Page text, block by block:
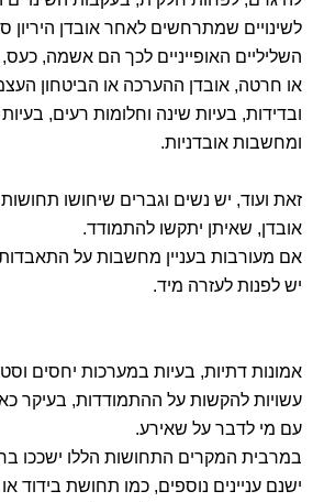
לשינויים שמתרחשים לאחר אובדן היריון
השליליים האופייניים לכך הם אשמה, כעס,
או חרטה, אובדן ההערכה או הביטחון
ובדידות, בעיות שינה וחלומות רעים,
ומחשבות אובדניות.
זאת ועוד, יש נשים וגברים שיחושו
אובדן, שאיתן יתקשו להתמודד.
אם מעורבות בעניין מחשבות על
יש לפנות לעזרה מיד.
אמונות דתיות, בעיות במערכות יחסים
עשויות להקשות על ההתמודדות, בעיקר
עם מי לדבר על שאירע.
במרבית המקרים התחושות הללו ישככו
ישנם עניינים נוספים, כמו תחושת בידוד